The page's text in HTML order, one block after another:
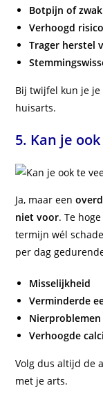
Botpijn of
Verhoogd
Trager herstel
Bij twijfel kun je
huisarts.
5. Kan je
Ja, maar een
niet voor. Te
termijn wél
per dag
Misselijkheid
Verminderde
Nierproblemen
Verhoogde
Volg dus altijd de
met je arts.